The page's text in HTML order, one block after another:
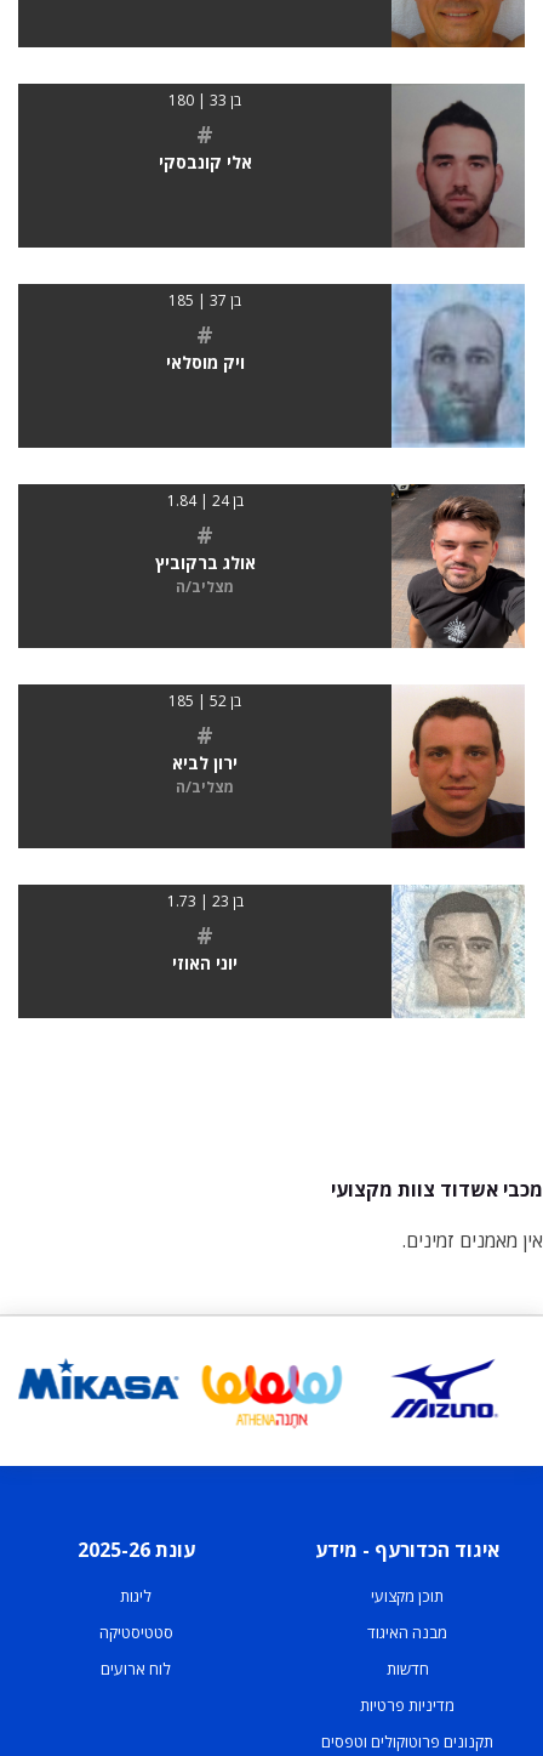
בן 33 | 180
#
אלי קונבסקי
בן 37 | 185
#
ויק מוסלאי
בן 24 | 1.84
#
אולג ברקוביץ
מצליב/ה
בן 52 | 185
#
ירון לביא
מצליב/ה
בן 23 | 1.73
#
יוני האוזי
מכבי אשדוד צוות מקצועי
אין מאמנים זמינים.
איגוד הכדורעף - מידע
תוכן מקצועי
מבנה האיגוד
חדשות
מדיניות פרטיות
תקנונים פרוטוקולים וטפסים
עונת 2025-26
ליגות
סטטיסטיקה
לוח ארועים